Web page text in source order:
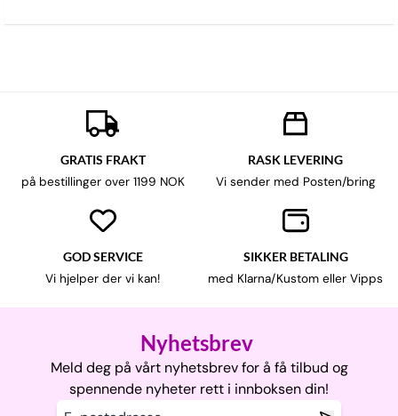
GRATIS FRAKT
på bestillinger over 1199 NOK
RASK LEVERING
Vi sender med Posten/bring
GOD SERVICE
Vi hjelper der vi kan!
SIKKER BETALING
med Klarna/Kustom eller Vipps
Nyhetsbrev
Meld deg på vårt nyhetsbrev for å få tilbud og
spennende nyheter rett i innboksen din!